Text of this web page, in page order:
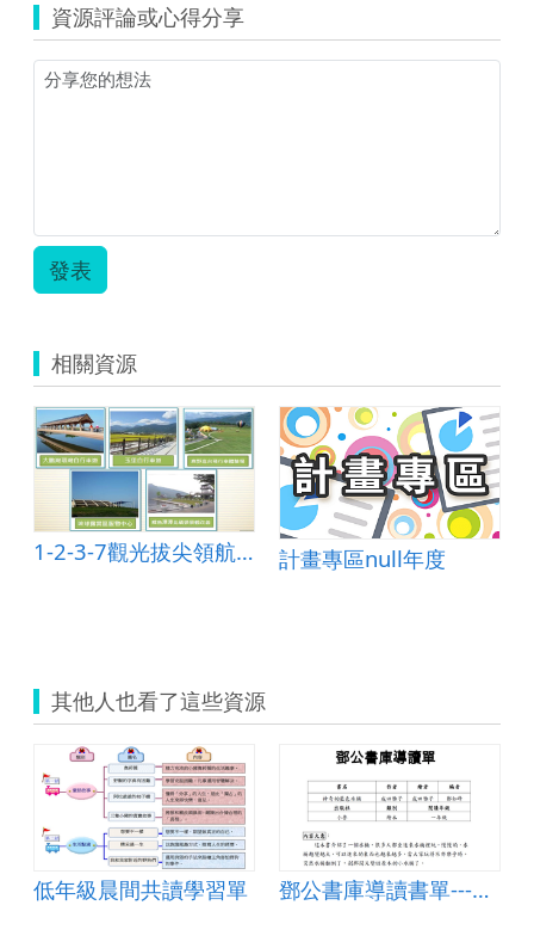
資源評論或心得分享
發表
相關資源
1-2-3-7觀光拔尖領航方案 計畫專區null年度
其他人也看了這些資源
低年級晨間共讀學習單 鄧公書庫導讀書單---神奇的藍色水桶